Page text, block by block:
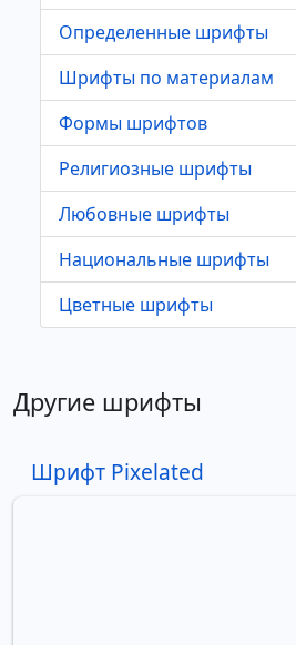
Определенные шрифты
Шрифты по материалам
Формы шрифтов
Религиозные шрифты
Любовные шрифты
Национальные шрифты
Цветные шрифты
Другие шрифты
Шрифт Pixelated